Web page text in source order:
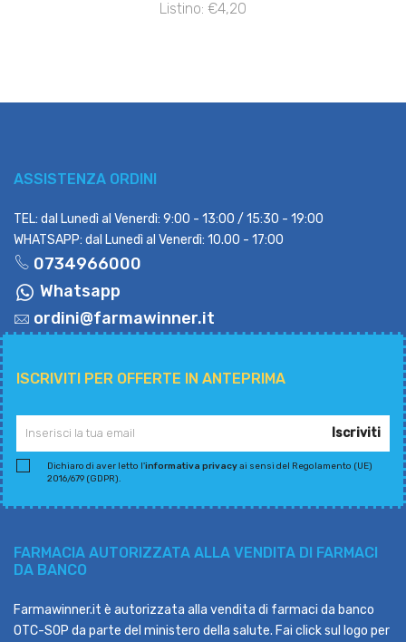
Listino: €4,20
ASSISTENZA ORDINI
TEL: dal Lunedì al Venerdì: 9:00 - 13:00 / 15:30 - 19:00
WHATSAPP: dal Lunedì al Venerdì: 10.00 - 17:00
0734966000
Whatsapp
ordini@farmawinner.it
ISCRIVITI PER OFFERTE IN ANTEPRIMA
Iscriviti
Dichiaro di aver letto l'informativa privacyai sensi del Regolamento (UE)
2016/679 (GDPR).
FARMACIA AUTORIZZATA ALLA VENDITA DI FARMACI
DA BANCO
Farmawinner.it è autorizzata alla vendita di farmaci da banco
OTC-SOP da parte del ministero della salute. Fai click sul logo per